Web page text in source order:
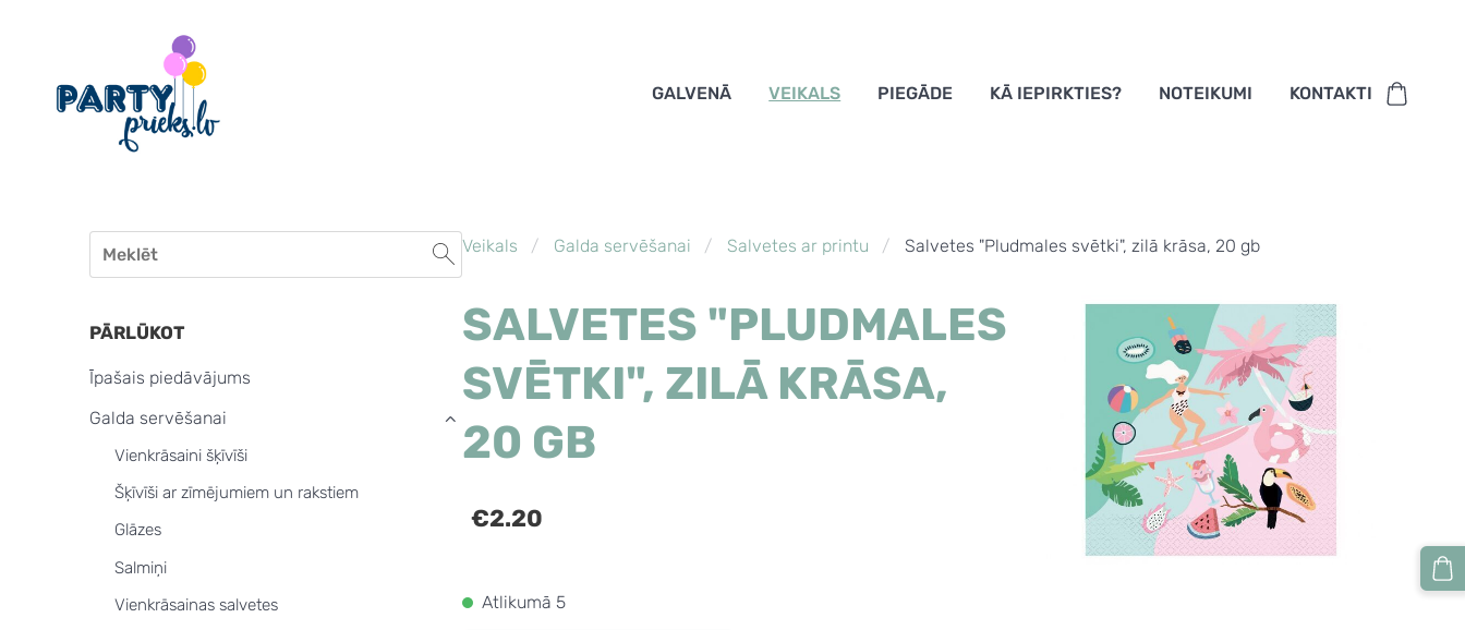
GALVENĀ VEIKALS PIEGĀDE KĀ IEPIRKTIES? NOTEIKUMI KONTAKTI
PĀRLŪKOT
Īpašais piedāvājums
Galda servēšanai
Vienkrāsaini šķīvīši
Šķīvīši ar zīmējumiem un rakstiem
Glāzes
Salmiņi
Vienkrāsainas salvetes
›
Veikals Galda servēšanai Salvetes ar printu Salvetes "Pludmales svētki", zilā krāsa, 20 gb
SALVETES "PLUDMALES
SVĒTKI", ZILĀ KRĀSA,
20 GB
€2.20
Atlikumā 5